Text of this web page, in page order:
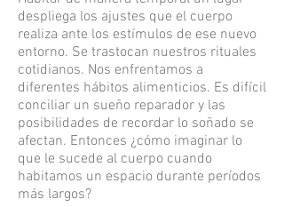
despliega los ajustes que el cuerpo
realiza ante los estímulos de ese nuevo
entorno. Se trastocan nuestros rituales
cotidianos. Nos enfrentamos a
diferentes hábitos alimenticios. Es difícil
conciliar un sueño reparador y las
posibilidades de recordar lo soñado se
afectan. Entonces ¿cómo imaginar lo
que le sucede al cuerpo cuando
habitamos un espacio durante períodos
más largos?